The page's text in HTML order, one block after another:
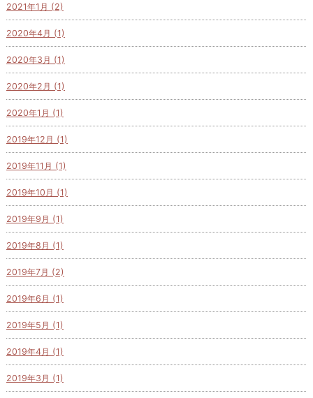
2021年1月 (2)
2020年4月 (1)
2020年3月 (1)
2020年2月 (1)
2020年1月 (1)
2019年12月 (1)
2019年11月 (1)
2019年10月 (1)
2019年9月 (1)
2019年8月 (1)
2019年7月 (2)
2019年6月 (1)
2019年5月 (1)
2019年4月 (1)
2019年3月 (1)